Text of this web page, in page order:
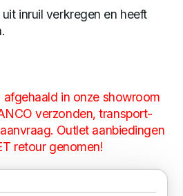
inruil verkregen en heeft
in onze showroom
verzonden, transport-
Outlet aanbiedingen
retour genomen!